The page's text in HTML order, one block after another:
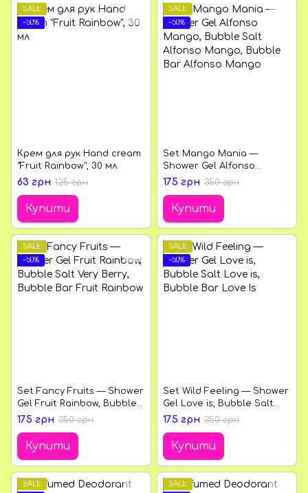
SALE
−50%
Крем для рук Hand cream
"Fruit Rainbow", 30 мл
63 грн 125 грн
Купити
SALE
−50%
Set Mango Mania —
Shower Gel Alfonso
Mango, Bubble Salt
Bar Alfonso Mango
175 грн 350 грн
Купити
SALE
−50%
Set Fancy Fruits — Shower
Gel Fruit Rainbow, Bubble
Salt Very Berry, Bubble
175 грн 350 грн
Купити
SALE
−50%
Set Wild Feeling — Shower
Gel Love is, Bubble Salt
Love is, Bubble Bar Love Is
175 грн 350 грн
Купити
SALE
SALE